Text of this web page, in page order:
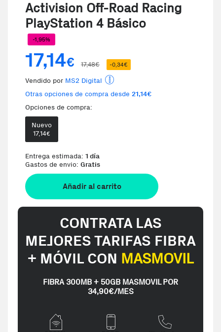
Activision Off-Road Racing
PlayStation 4 Básico
-1,95%
17,14€ 17,48€ -0,34€
Vendido por MS2 Digital
Otras opciones de compra desde 21,14€
Opciones de compra:
Nuevo
17,14€
Entrega estimada: 1 día
Gastos de envio: Gratis
Añadir al carrito
CONTRATA LAS
MEJORES TARIFAS FIBRA
+ MÓVIL CON MASMOVIL
FIBRA 300MB + 50GB MASMOVIL POR
34,90€/MES